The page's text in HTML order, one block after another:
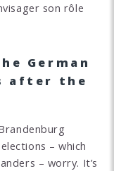
son rôle
German
after the
– which
– worry. It’s